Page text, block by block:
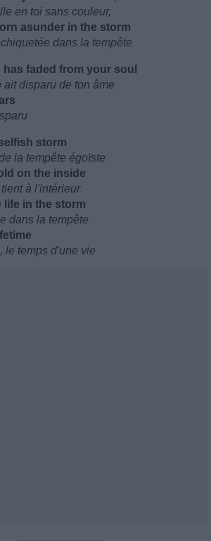
en toi sans couleur,
asunder in the storm
dans la tempête
faded from your soul
disparu de ton âme
storm
la tempête égoïste
on the inside
à l'intérieur
life in the storm
dans la tempête
le temps d'une vie